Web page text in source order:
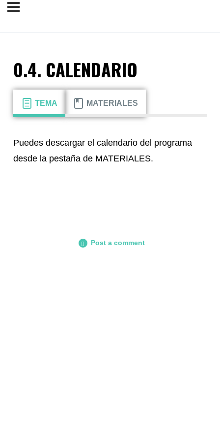
0.4. CALENDARIO
TEMA MATERIALES
Puedes descargar el calendario del programa
desde la pestaña de MATERIALES.
Post a comment